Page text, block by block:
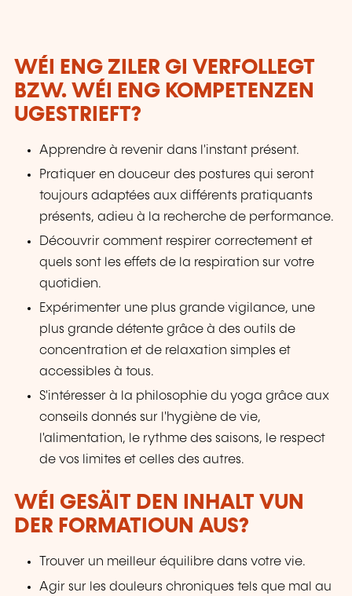
panoplie importante de formations: des cours
du soir; des séminaires, qui peuvent être
adaptés sur mesure selon les besoins des
entreprises; des formations universitaires; des
seniors; des certifications professionnelles.
WÉI ENG ZILER GI VERFOLLEGT
BZW. WÉI ENG KOMPETENZEN
UGESTRIEFT?
Apprendre à revenir dans l'instant présent.
Pratiquer en douceur des postures qui seront
toujours adaptées aux différents pratiquants
présents, adieu à la recherche de performance.
Découvrir comment respirer correctement et
quels sont les effets de la respiration sur votre
quotidien.
Expérimenter une plus grande vigilance, une
plus grande détente grâce à des outils de
concentration et de relaxation simples et
accessibles à tous.
S'intéresser à la philosophie du yoga grâce aux
conseils donnés sur l'hygiène de vie,
l'alimentation, le rythme des saisons, le respect
de vos limites et celles des autres.
WÉI GESÄIT DEN INHALT VUN
DER FORMATIOUN AUS?
Trouver un meilleur équilibre dans votre vie.
Agir sur les douleurs chroniques tels que mal au